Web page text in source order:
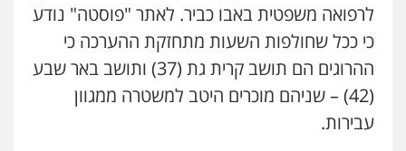
לרפואה משפטית באבו כביר. לאתר "פוסטה" נודע
כי ככל שחולפות השעות מתחזקת ההערכה כי
ההרוגים הם תושב קרית גת (37) ותושב באר שבע
(42) – שניהם מוכרים היטב למשטרה ממגוון
עבירות.